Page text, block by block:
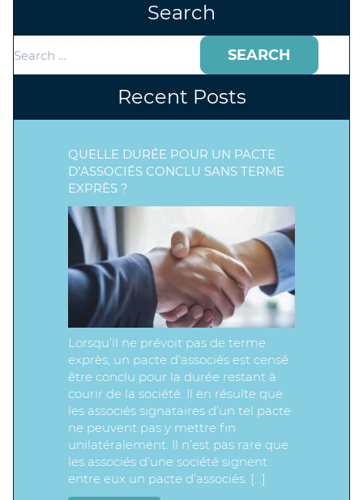
Search
for:
Recent Posts
QUELLE DURÉE POUR UN PACTE
D’ASSOCIÉS CONCLU SANS TERME
EXPRÈS ?
Lorsqu’il ne prévoit pas de terme
exprès, un pacte d’associés est censé
être conclu pour la durée restant à
courir de la société. Il en résulte que
les associés signataires d’un tel pacte
ne peuvent pas y mettre fin
unilatéralement. Il n’est pas rare que
les associés d’une société signent
entre eux un pacte d’associés. […]